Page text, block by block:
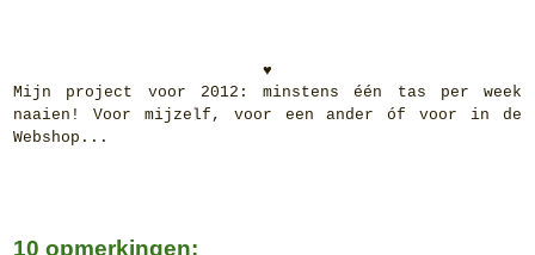
♥
Mijn project voor 2012: minstens één tas per week
naaien! Voor mijzelf, voor een ander óf voor in de
Webshop...
10 opmerkingen: